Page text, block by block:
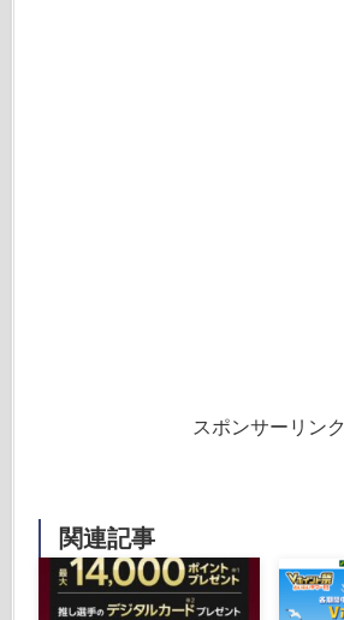
スポンサーリンク
関連記事